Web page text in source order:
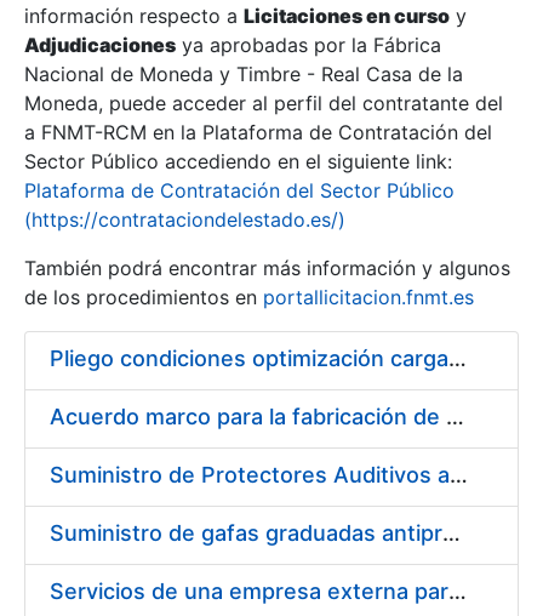
Mostra/Amaga
Mostra/Amaga
información respecto a Licitaciones en curso y
Adjudicaciones ya aprobadas por la Fábrica
Nacional de Moneda y Timbre - Real Casa de la
Moneda, puede acceder al perfil del contratante del
a FNMT-RCM en la Plataforma de Contratación del
Sector Público accediendo en el siguiente link:
Plataforma de Contratación del Sector Público
(https://contrataciondelestado.es/)
También podrá encontrar más información y algunos
de los procedimientos en portallicitacion.fnmt.es
Pliego condiciones optimización cargas compras firmado
Acuerdo marco para la fabricación de piezas
Suministro de Protectores Auditivos a medida para las personas trabajadoras de los Centros de Trabajo de Madrid y Burgos
Suministro de gafas graduadas antiproyecciones para los trabajadores de la FNMT-RCM en los centros de trabajo de Madrid y Burgos
Servicios de una empresa externa para el asesoramiento y resolución de los recursos de alzada que se presentan relacionados con procesos de selección para la FNMT-RCM